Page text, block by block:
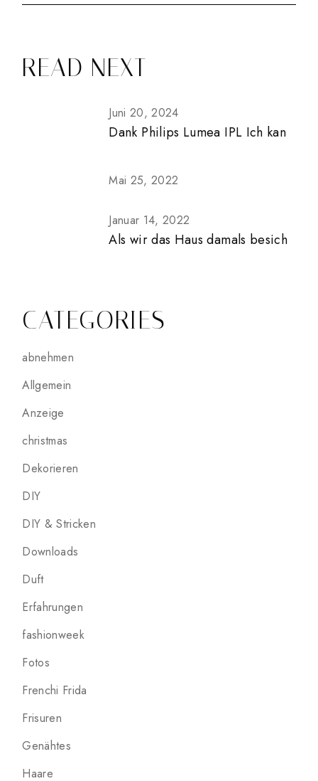
READ NEXT
Juni 20, 2024
Dank Philips Lumea IPL Ich kan
Mai 25, 2022
Januar 14, 2022
Als wir das Haus damals besich
CATEGORIES
abnehmen
Allgemein
Anzeige
christmas
Dekorieren
DIY
DIY & Stricken
Downloads
Duft
Erfahrungen
fashionweek
Fotos
Frenchi Frida
Frisuren
Genähtes
Haare